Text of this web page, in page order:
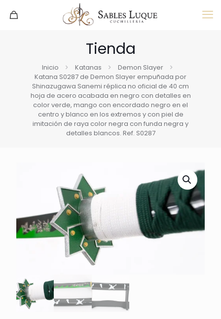
Tienda
Inicio Katanas
Demon Slayer
Katana S0287 de Demon Slayer empuñada por
Shinazugawa Sanemi réplica no oficial de 40 cm
hoja de acero acabada en negro con detalles en
color verde, mango con encordado negro en el
centro y blanco en los extremos y con piel de
imitación de raya color negra con funda negra y
detalles blancos. Ref. S0287